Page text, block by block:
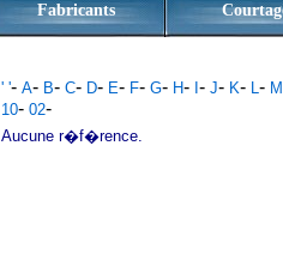
Fabricants
' '- A- B- C- D- E- F- G- H- - J- K- L- M
10- 02-
Aucune r�f�rence.